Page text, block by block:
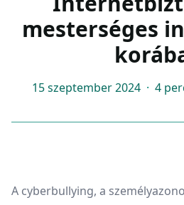
mesterséges
15 szeptember 2024 · 4
A cyberbullying, a